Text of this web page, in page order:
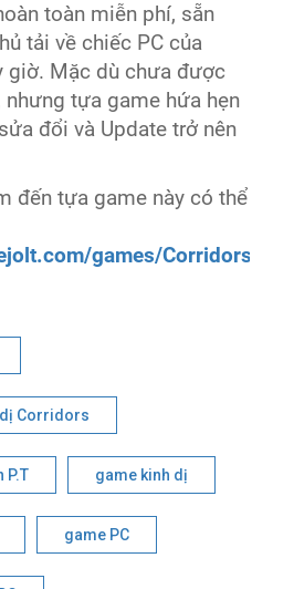
toàn miễn phí, sẵn
tải về chiếc PC của
giờ. Mặc dù chưa được
nhưng tựa game hứa hẹn
đổi và Update trở nên
đến tựa game này có thể
games/Corridors/
Corridors
P.T game kinh dị
game PC